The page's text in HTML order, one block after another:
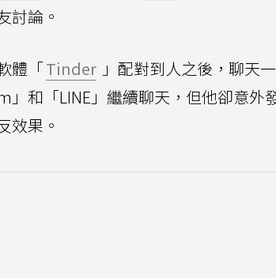
討論。
體「Tinder 」配對到人之後，聊天
」和「LINE」繼續聊天，但他卻意外
效果。